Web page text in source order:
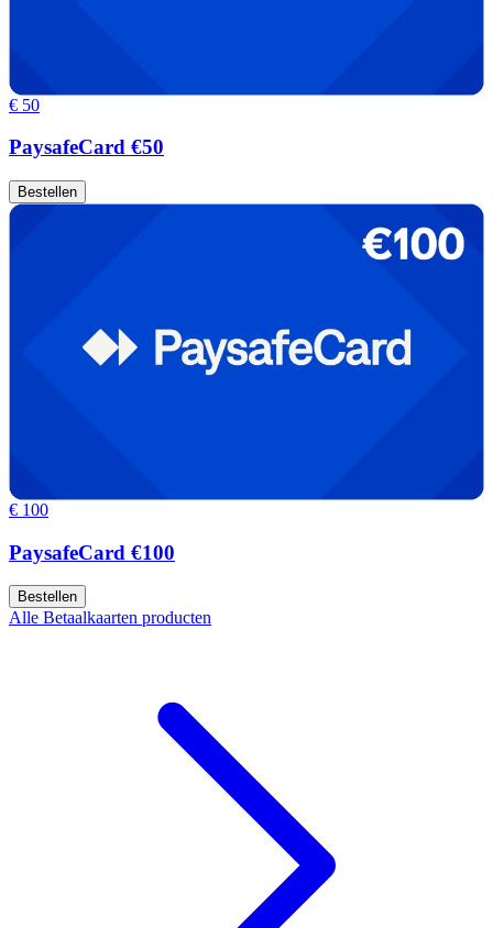
€ 50
PaysafeCard €50
Bestellen
€ 100
PaysafeCard €100
Bestellen
Alle Betaalkaarten producten